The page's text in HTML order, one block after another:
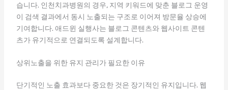
습니다. 인천치과병원의 경우, 지역 키워드에 맞춘 블로그 운영
이 검색 결과에서 동시 노출되는 구조로 이어져 방문율 상승에
기여합니다. 애드윈 실행사는 블로그 콘텐츠와 웹사이트 콘텐
츠가 유기적으로 연결되도록 설계합니다.
상위노출을 위한 유지 관리가 필요한 이유
단기적인 노출 효과보다 중요한 것은 장기적인 유지입니다. 웹